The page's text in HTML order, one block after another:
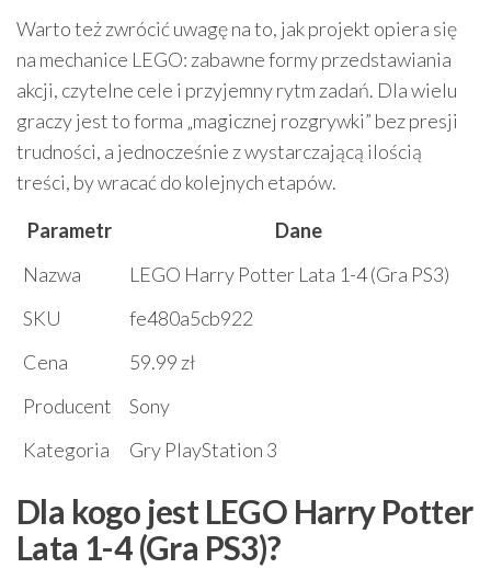
Warto też zwrócić uwagę na to, jak projekt opiera się
na mechanice LEGO: zabawne formy przedstawiania
akcji, czytelne cele i przyjemny rytm zadań. Dla wielu
graczy jest to forma „magicznej rozgrywki” bez presji
trudności, a jednocześnie z wystarczającą ilością
treści, by wracać do kolejnych etapów.
Parametr
Dane
Nazwa
LEGO Harry Potter Lata 1-4 (Gra PS3)
SKU
fe480a5cb922
Cena
59.99 zł
Producent
Sony
Kategoria
Gry PlayStation 3
Dla kogo jest LEGO Harry Potter
Lata 1-4 (Gra PS3)?